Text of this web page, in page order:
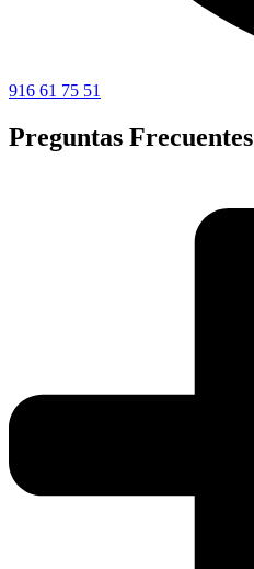
916 61 75 51
Preguntas Frecuentes